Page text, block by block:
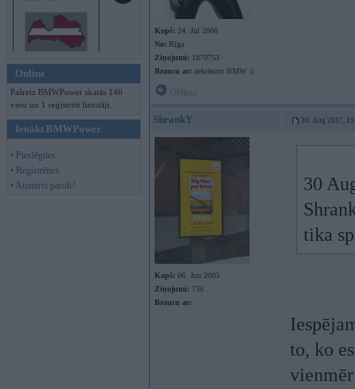
Online
Pašreiz BMWPower skatās 146
viesi un 1 reģistrēti lietotāji.
Ienākt BMWPower
• Pieslēgties
• Reģistrēties
• Aizmirsi paroli?
Kopš: 24. Jul 2008
No: Rīga
Ziņojumi: 1879753
Braucu ar: nekrāsotu BMW :(
ShrankY 30. Aug 2017,
Kopš: 06. Jun 2003
Ziņojumi: 736
Braucu ar:
30
tika
to, ko